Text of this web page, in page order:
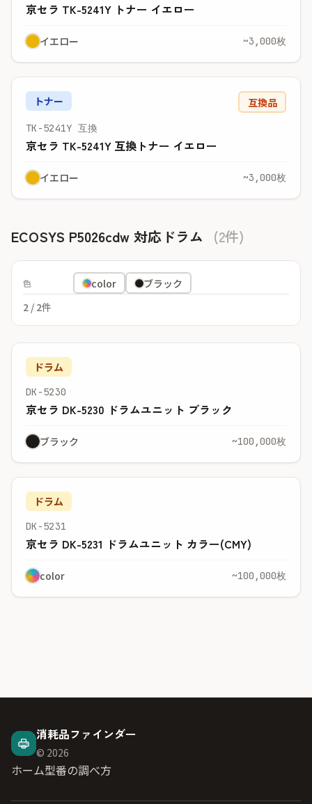
京セラ TK-5241Y トナー イエロー
イエロー ~3,000枚
トナー 互換品
TK-5241Y 互換
京セラ TK-5241Y 互換トナー イエロー
イエロー ~3,000枚
ECOSYS P5026cdw 対応ドラム (2件)
色 color
ブラック
2 / 2件
ドラム
DK-5230
京セラ DK-5230 ドラムユニット ブラック
ブラック ~100,000枚
ドラム
DK-5231
京セラ DK-5231 ドラムユニット カラー(CMY)
color ~100,000枚
消耗品ファインダー
© 2026
ホーム型番の調べ方